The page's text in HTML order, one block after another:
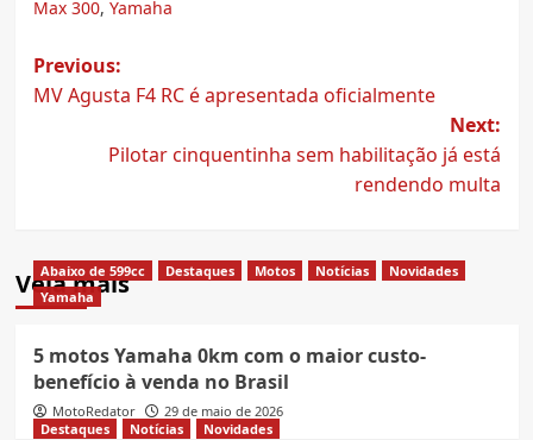
Max 300, Yamaha
Post
navigation
Previous:
MV Agusta F4 RC é apresentada oficialmente
Next:
Pilotar cinquentinha sem habilitação já está
rendendo multa
Veja mais
Abaixo de 599cc Destaques Motos Notícias
Novidades
Yamaha
5 motos Yamaha 0km com o maior custo-
benefício à venda no Brasil
MotoRedator
29 de maio de 2026
Destaques
Notícias Novidades